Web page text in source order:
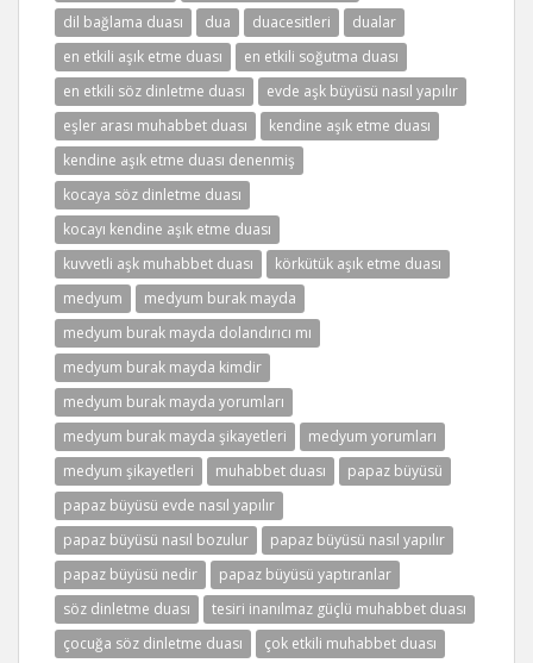
dil bağlama duası
dua duacesitleri
dualar
en etkili aşık etme duası
en etkili soğutma duası
en etkili söz dinletme duası
evde aşk büyüsü nasıl yapılır
eşler arası muhabbet duası
kendine aşık etme duası
kendine aşık etme duası denenmiş
kocaya söz dinletme duası
kocayı kendine aşık etme duası
kuvvetli aşk muhabbet duası
körkütük aşık etme duası
medyum
medyum burak mayda
medyum burak mayda dolandırıcı mı
medyum burak mayda kimdir
medyum burak mayda yorumları
medyum burak mayda şikayetleri
medyum yorumları
medyum şikayetleri
muhabbet duası
papaz büyüsü
papaz büyüsü evde nasıl yapılır
papaz büyüsü nasıl bozulur
papaz büyüsü nasıl yapılır
papaz büyüsü nedir
papaz büyüsü yaptıranlar
söz dinletme duası
tesiri inanılmaz güçlü muhabbet duası
çocuğa söz dinletme duası
çok etkili muhabbet duası